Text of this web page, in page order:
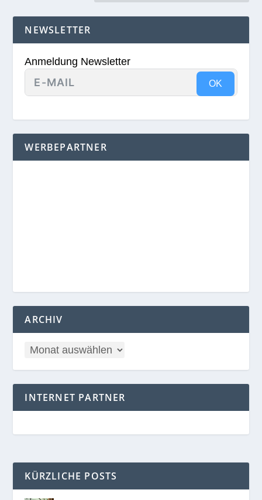
NEWSLETTER
Anmeldung Newsletter
OK
WERBEPARTNER
ARCHIV
INTERNET PARTNER
KÜRZLICHE POSTS